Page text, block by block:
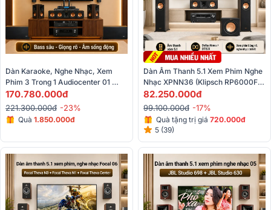
Dàn Karaoke, Nghe Nhạc, Xem
Phim 3 Trong 1 Audiocenter 01
(Audiocenter Artist T83, RCF CMR
50T, Klipsch RP-504C II...)
170.780.000đ
221.300.000đ -23%
Quà 1.850.000đ
Dàn Âm Thanh 5.1 Xem Phim Nghe
Nhạc XPNN36 (Klipsch RP6000F
II+ RP500M II+ RP500C II+ R-
121SW+ AVR-X2900H)
82.250.000đ
99.100.000đ -17%
Quà tặng trị giá 720.000đ
5 (39)